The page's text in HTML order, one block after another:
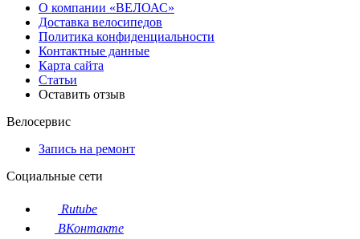
О компании «ВЕЛОАС»
Доставка велосипедов
Политика конфиденциальности
Контактные данные
Карта сайта
Статьи
Оставить отзыв
Велосервис
Запись на ремонт
Социальные сети
Rutube
ВКонтакте